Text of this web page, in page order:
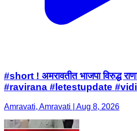
#short ! अमरावतीत भाजपा विरुद्ध
#ravirana #letestupdate
Amravati, Amravati | Aug 8, 2026